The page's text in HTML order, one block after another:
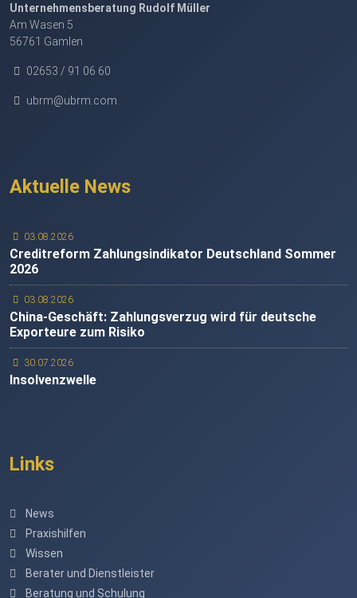
Unternehmensberatung Rudolf Müller
Am Wasen 5
56761 Gamlen
02653 / 91 06 60
ubrm@ubrm.com
Aktuelle News
03.08.2026
Creditreform Zahlungsindikator Deutschland Sommer
2026
03.08.2026
China-Geschäft: Zahlungsverzug wird für deutsche
Exporteure zum Risiko
30.07.2026
Insolvenzwelle
Links
News
Praxishilfen
Wissen
Berater und Dienstleister
Beratung und Schulung